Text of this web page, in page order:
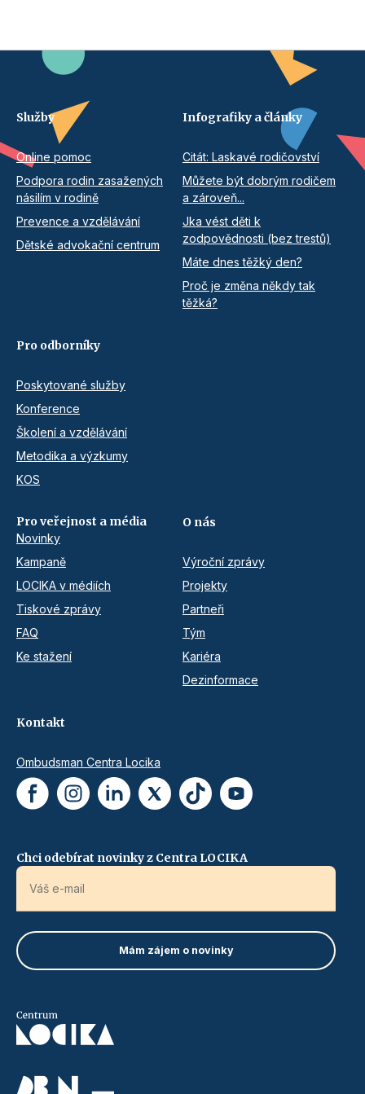
Služby
Online pomoc
Podpora rodin zasažených
násilím v rodině
Prevence a vzdělávání
Dětské advokační centrum
Infografiky a články
Citát: Laskavé rodičovství
Můžete být dobrým rodičem
a zároveň...
Jka vést děti k
zodpovědnosti (bez trestů)
Máte dnes těžký den?
Proč je změna někdy tak
těžká?
Pro odborníky
Poskytované služby
Konference
Školení a vzdělávání
Metodika a výzkumy
KOS
Pro veřejnost a média
Novinky
Kampaně
LOCIKA v médiích
Tiskové zprávy
FAQ
Ke stažení
O nás
Výroční zprávy
Projekty
Partneři
Tým
Kariéra
Dezinformace
Kontakt
Ombudsman Centra Locika
Chci odebírat novinky z Centra LOCIKA